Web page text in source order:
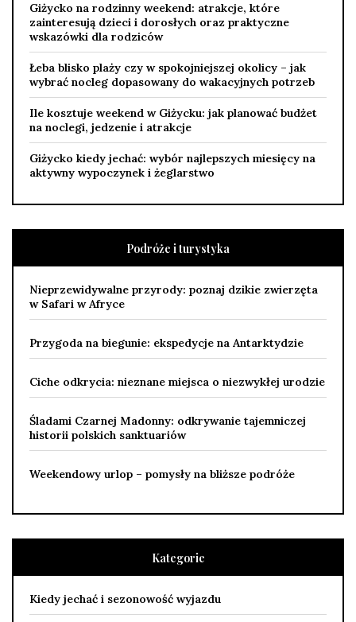
Giżycko na rodzinny weekend: atrakcje, które
zainteresują dzieci i dorosłych oraz praktyczne
wskazówki dla rodziców
Łeba blisko plaży czy w spokojniejszej okolicy – jak
wybrać nocleg dopasowany do wakacyjnych potrzeb
Ile kosztuje weekend w Giżycku: jak planować budżet
na noclegi, jedzenie i atrakcje
Giżycko kiedy jechać: wybór najlepszych miesięcy na
aktywny wypoczynek i żeglarstwo
Podróże i turystyka
Nieprzewidywalne przyrody: poznaj dzikie zwierzęta
w Safari w Afryce
Przygoda na biegunie: ekspedycje na Antarktydzie
Ciche odkrycia: nieznane miejsca o niezwykłej urodzie
Śladami Czarnej Madonny: odkrywanie tajemniczej
historii polskich sanktuariów
Weekendowy urlop – pomysły na bliższe podróże
Kategorie
Kiedy jechać i sezonowość wyjazdu